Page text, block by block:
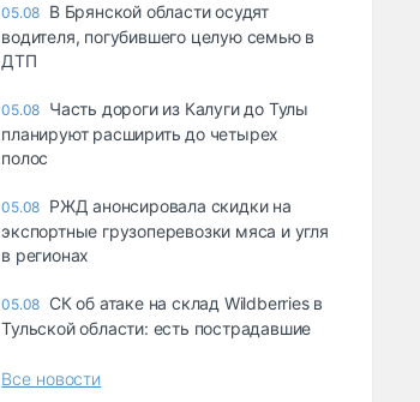
05.08 В Брянской области осудят
водителя, погубившего целую семью в
ДТП
05.08 Часть дороги из Калуги до Тулы
планируют расширить до четырех
полос
05.08 РЖД анонсировала скидки на
экспортные грузоперевозки мяса и угля
в регионах
05.08 СК об атаке на склад Wildberries в
Тульской области: есть пострадавшие
Все новости